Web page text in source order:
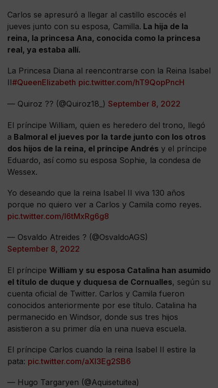
Carlos se apresuró a llegar al castillo escocés el
jueves junto con su esposa, Camilla. La hija de la
reina, la princesa Ana, conocida como la princesa
real, ya estaba allí.
La Princesa Diana al reencontrarse con la Reina Isabel
II#QueenElizabeth pic.twitter.com/hT9QopPncH
— Quiroz ?? (@Quiroz18_) September 8, 2022
El príncipe William, quien es heredero del trono, llegó
a Balmoral el jueves por la tarde junto con los otros
dos hijos de la reina, el príncipe Andrés y el príncipe
Eduardo, así como su esposa Sophie, la condesa de
Wessex.
Yo deseando que la reina Isabel II viva 130 años
porque no quiero ver a Carlos y Camila como reyes.
pic.twitter.com/I6tMxRg6g8
— Osvaldo Atreides ? (@OsvaldoAGS)
September 8, 2022
El príncipe William y su esposa Catalina han asumido
el título de duque y duquesa de Cornualles, según su
cuenta oficial de Twitter. Carlos y Camila fueron
conocidos anteriormente por ese título. Catalina ha
permanecido en Windsor, donde sus tres hijos
asistieron a su primer día en una nueva escuela.
El príncipe Carlos cuando la reina Isabel II estire la
pata: pic.twitter.com/aXI3Eg2SB6
— Hugo Targaryen (@Aquisetuitea)